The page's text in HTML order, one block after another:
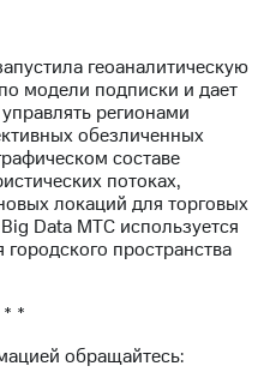
геоаналитическую
модели подписки и дает
регионами
обезличенных
составе
потоках,
локаций для торговых
Data МТС используется
пространства
*
обращайтесь: